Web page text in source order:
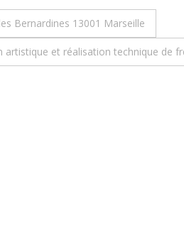
Bernardines 13001 Marseille
artistique et réalisation technique de